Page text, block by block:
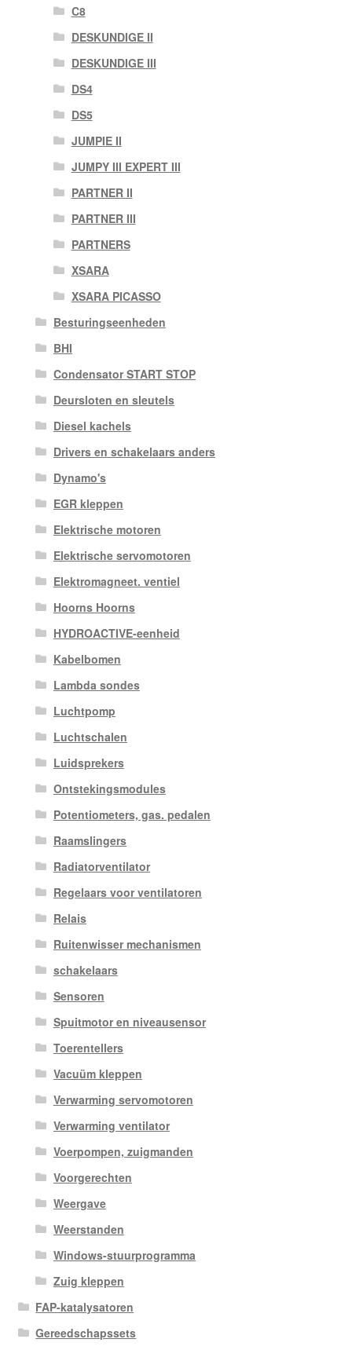
C8
DESKUNDIGE II
DESKUNDIGE III
DS4
DS5
JUMPIE II
JUMPY III EXPERT III
PARTNER II
PARTNER III
PARTNERS
XSARA
XSARA PICASSO
Besturingseenheden
BHI
Condensator START STOP
Deursloten en sleutels
Diesel kachels
Drivers en schakelaars anders
Dynamo's
EGR kleppen
Elektrische motoren
Elektrische servomotoren
Elektromagneet. ventiel
Hoorns Hoorns
HYDROACTIVE-eenheid
Kabelbomen
Lambda sondes
Luchtpomp
Luchtschalen
Luidsprekers
Ontstekingsmodules
Potentiometers, gas. pedalen
Raamslingers
Radiatorventilator
Regelaars voor ventilatoren
Relais
Ruitenwisser mechanismen
schakelaars
Sensoren
Spuitmotor en niveausensor
Toerentellers
Vacuüm kleppen
Verwarming servomotoren
Verwarming ventilator
Voerpompen, zuigmanden
Voorgerechten
Weergave
Weerstanden
Windows-stuurprogramma
Zuig kleppen
FAP-katalysatoren
Gereedschapssets